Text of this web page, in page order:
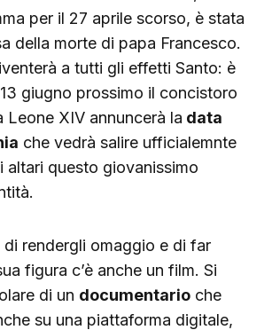
per il 27 aprile scorso, è stata
della morte di papa Francesco.
a tutti gli effetti Santo: è
giugno prossimo il concistoro
Leone XIV annuncerà la data
che vedrà salire ufficialemnte
altari questo giovanissimo
di rendergli omaggio e di far
figura c’è anche un film. Si
di un documentario che
su una piattaforma digitale,